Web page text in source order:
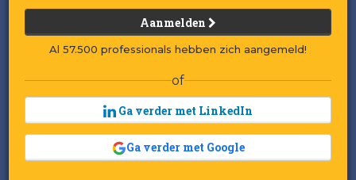
Aanmelden
Al 57.500 professionals hebben zich aangemeld!
of
Ga verder met LinkedIn
Ga verder met Google